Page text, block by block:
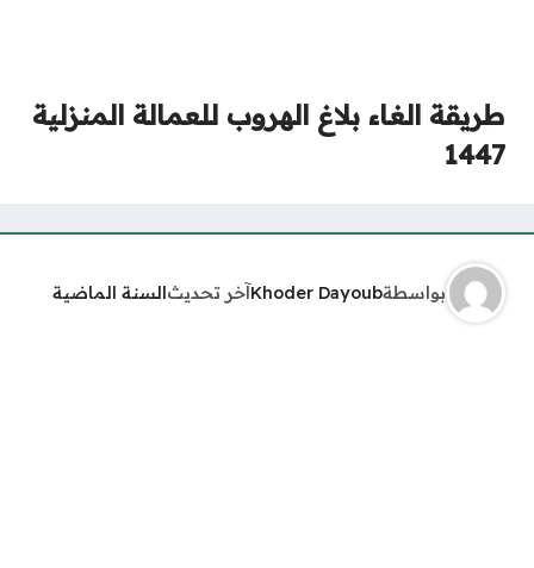
طريقة الغاء بلاغ الهروب للعمالة المنزلية
1447
بواسطةKhoder Dayoubآخر تحديثالسنة الماضية